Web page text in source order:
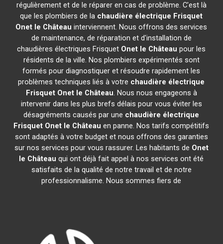
régulièrement et de le réparer en cas de problème. C'est là
que les plombiers de la chaudière électrique Frisquet
Onet le Château interviennent. Nous offrons des services
de maintenance, de réparation et d'installation de
chaudières électriques Frisquet Onet le Château pour les
résidents de la ville. Nos plombiers expérimentés sont
formés pour diagnostiquer et résoudre rapidement les
problèmes techniques liés à votre chaudière électrique
Frisquet Onet le Château. Nous nous engageons à
intervenir dans les plus brefs délais pour vous éviter les
désagréments causés par une chaudière électrique
Frisquet Onet le Château en panne. Nos tarifs compétitifs
sont adaptés à votre budget et nous offrons des garanties
sur nos services pour vous rassurer. Les habitants de Onet
le Château qui ont déjà fait appel à nos services ont été
satisfaits de la qualité de notre travail et de notre
professionnalisme. Nous sommes fiers de